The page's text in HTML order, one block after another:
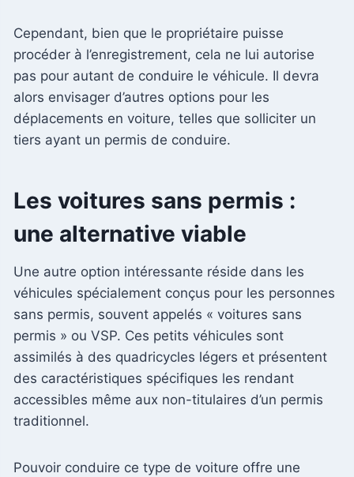
Cependant, bien que le propriétaire puisse
procéder à l’enregistrement, cela ne lui autorise
pas pour autant de conduire le véhicule. Il devra
alors envisager d’autres options pour les
déplacements en voiture, telles que solliciter un
tiers ayant un permis de conduire.
Les voitures sans permis :
une alternative viable
Une autre option intéressante réside dans les
véhicules spécialement conçus pour les personnes
sans permis, souvent appelés « voitures sans
permis » ou VSP. Ces petits véhicules sont
assimilés à des quadricycles légers et présentent
des caractéristiques spécifiques les rendant
accessibles même aux non-titulaires d’un permis
traditionnel.
Pouvoir conduire ce type de voiture offre une